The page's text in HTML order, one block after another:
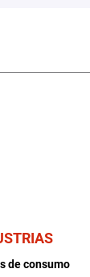
de consumo